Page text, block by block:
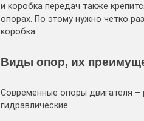
и коробка передач также
опорах. По этому нужно четко
коробка.
Виды опор, их
Современные опоры двигателя –
гидравлические.